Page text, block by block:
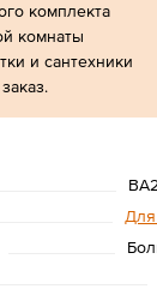
комплекта
комнаты
и сантехники